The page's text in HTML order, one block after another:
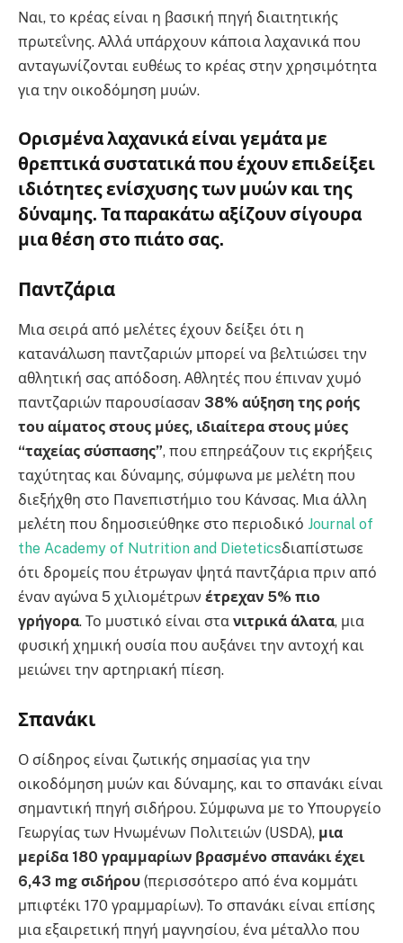
Ναι, το κρέας είναι η βασική πηγή διαιτητικής
πρωτεΐνης. Αλλά υπάρχουν κάποια λαχανικά που
ανταγωνίζονται ευθέως το κρέας στην χρησιμότητα
για την οικοδόμηση μυών.
Ορισμένα λαχανικά είναι γεμάτα με
θρεπτικά συστατικά που έχουν επιδείξει
ιδιότητες ενίσχυσης των μυών και της
δύναμης. Τα παρακάτω αξίζουν σίγουρα
μια θέση στο πιάτο σας.
Παντζάρια
Μια σειρά από μελέτες έχουν δείξει ότι η
κατανάλωση παντζαριών μπορεί να βελτιώσει την
αθλητική σας απόδοση. Αθλητές που έπιναν χυμό
παντζαριών παρουσίασαν 38% αύξηση της ροής
του αίματος στους μύες, ιδιαίτερα στους μύες
“ταχείας σύσπασης”, που επηρεάζουν τις εκρήξεις
ταχύτητας και δύναμης, σύμφωνα με μελέτη που
διεξήχθη στο Πανεπιστήμιο του Κάνσας. Μια άλλη
μελέτη που δημοσιεύθηκε στο περιοδικό Journal of
the Academy of Nutrition and Dieteticsδιαπίστωσε
ότι δρομείς που έτρωγαν ψητά παντζάρια πριν από
έναν αγώνα 5 χιλιομέτρων έτρεχαν 5% πιο
γρήγορα. Το μυστικό είναι στα νιτρικά άλατα, μια
φυσική χημική ουσία που αυξάνει την αντοχή και
μειώνει την αρτηριακή πίεση.
Σπανάκι
Ο σίδηρος είναι ζωτικής σημασίας για την
οικοδόμηση μυών και δύναμης, και το σπανάκι είναι
σημαντική πηγή σιδήρου. Σύμφωνα με το Υπουργείο
Γεωργίας των Ηνωμένων Πολιτειών (USDA), μια
μερίδα 180 γραμμαρίων βρασμένο σπανάκι έχει
6,43 mg σιδήρου (περισσότερο από ένα κομμάτι
μπιφτέκι 170 γραμμαρίων). Το σπανάκι είναι επίσης
μια εξαιρετική πηγή μαγνησίου, ένα μέταλλο που